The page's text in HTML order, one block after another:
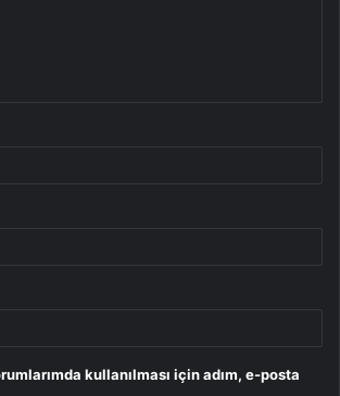
kullanılması için adım, e-posta